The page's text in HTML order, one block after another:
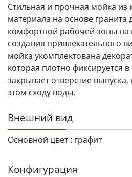
Стильная и прочная мойка из
материала на основе гранита
комфортной рабочей зоны на
создания привлекательного
мойка укомплектована
которая плотно фиксируется
закрывает отверстие
этом сходу воды.
Внешний вид
Основной цвет : графит
Конфигурация